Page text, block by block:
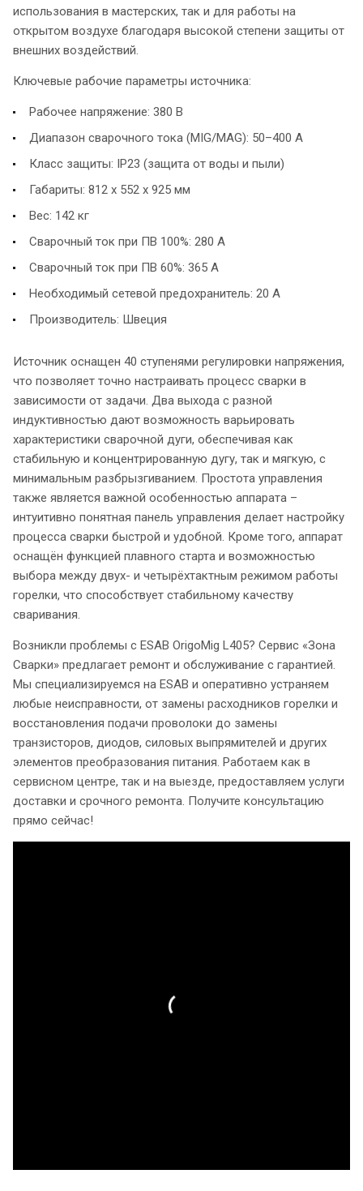
использования в мастерских, так и для работы на
открытом воздухе благодаря высокой степени защиты от
внешних воздействий.
Ключевые рабочие параметры источника:
Рабочее напряжение: 380 В
Диапазон сварочного тока (MIG/MAG): 50–400 А
Класс защиты: IP23 (защита от воды и пыли)
Габариты: 812 x 552 x 925 мм
Вес: 142 кг
Сварочный ток при ПВ 100%: 280 А
Сварочный ток при ПВ 60%: 365 А
Необходимый сетевой предохранитель: 20 А
Производитель: Швеция
Источник оснащен 40 ступенями регулировки напряжения,
что позволяет точно настраивать процесс сварки в
зависимости от задачи. Два выхода с разной
индуктивностью дают возможность варьировать
характеристики сварочной дуги, обеспечивая как
стабильную и концентрированную дугу, так и мягкую, с
минимальным разбрызгиванием. Простота управления
также является важной особенностью аппарата –
интуитивно понятная панель управления делает настройку
процесса сварки быстрой и удобной. Кроме того, аппарат
оснащён функцией плавного старта и возможностью
выбора между двух- и четырёхтактным режимом работы
горелки, что способствует стабильному качеству
сваривания.
Возникли проблемы с ESAB OrigoMig L405? Сервис «Зона
Сварки» предлагает ремонт и обслуживание с гарантией.
Мы специализируемся на ESAB и оперативно устраняем
любые неисправности, от замены расходников горелки и
восстановления подачи проволоки до замены
транзисторов, диодов, силовых выпрямителей и других
элементов преобразования питания. Работаем как в
сервисном центре, так и на выезде, предоставляем услуги
доставки и срочного ремонта. Получите консультацию
прямо сейчас!